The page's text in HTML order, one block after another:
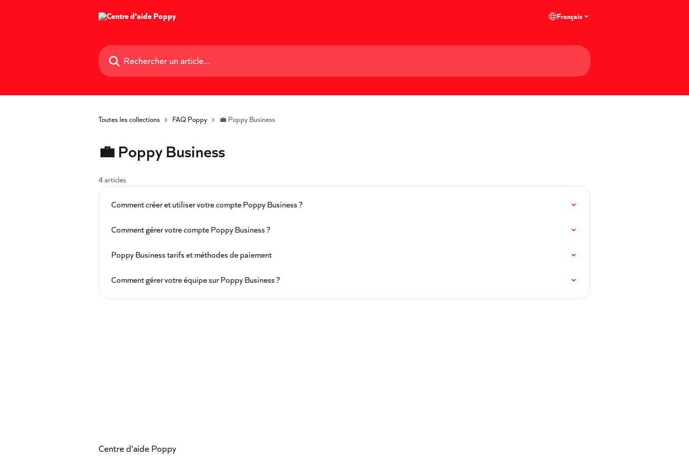
Français
Rechercher un article...
Toutes les collections FAQ Poppy 💼 Poppy Business
💼 Poppy Business
4 articles
Comment créer et utiliser votre compte Poppy Business ?
Comment gérer votre compte Poppy Business ?
Poppy Business tarifs et méthodes de paiement
Comment gérer votre équipe sur Poppy Business ?
Centre d'aide Poppy